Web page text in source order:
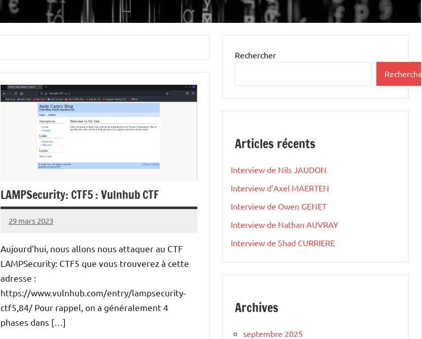
LAMPSecurity: CTF5 : Vulnhub CTF
29 mars 2023
nohackme
Aucun
Aujourd’hui, nous allons nous attaquer au CTF
LAMPSecurity: CTF5 que vous trouverez à cette
adresse :
https://www.vulnhub.com/entry/lampsecurity-
ctf5,84/ Pour rappel, on a généralement 4
phases dans […]
Rechercher
Articles récents
Interview de Nils JAUDON
Interview d’Axel MAERTEN
Interview de Owen GENET
Interview de Nathan AUVRAY
Interview de Shad CURRIERE
Archives
septembre 2025